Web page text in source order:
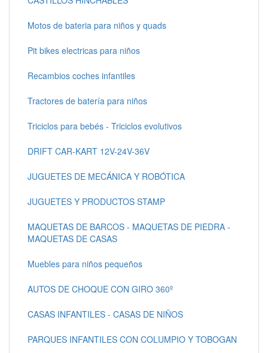
Motos de bateria para niños y quads
Pit bikes electricas para niños
Recambios coches infantiles
Tractores de batería para niños
Triciclos para bebés - Triciclos evolutivos
DRIFT CAR-KART 12V-24V-36V
JUGUETES DE MECÁNICA Y ROBÓTICA
JUGUETES Y PRODUCTOS STAMP
MAQUETAS DE BARCOS - MAQUETAS DE PIEDRA -
MAQUETAS DE CASAS
Muebles para niños pequeños
AUTOS DE CHOQUE CON GIRO 360º
CASAS INFANTILES - CASAS DE NIÑOS
PARQUES INFANTILES CON COLUMPIO Y TOBOGAN